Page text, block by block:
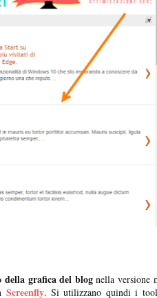
della grafica del blognella versione
Screenfly. Si utilizzano quindi i